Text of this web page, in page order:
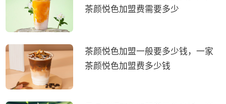
茶颜悦色加盟费需要多少
茶颜悦色加盟一般要多少钱，一家
茶颜悦色加盟费多少钱